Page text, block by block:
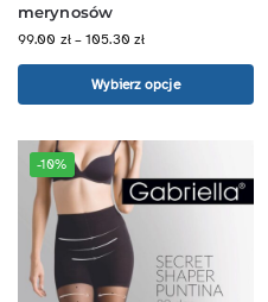
merynosów
99.00 zł – 105.30 zł
Wybierz opcje
-10%